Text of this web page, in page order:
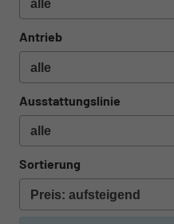
Antrieb
Ausstattungslinie
Sortierung